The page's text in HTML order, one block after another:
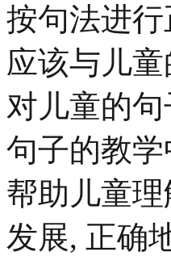
按句法进
应该与儿
对儿童的
句子的教
帮助儿童
发展, 正确